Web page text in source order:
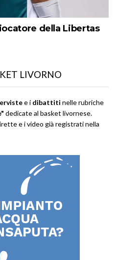
della Libertas
LIVORNO
e i dibattiti nelle rubriche
dedicate al basket livornese.
e i video già registrati nella